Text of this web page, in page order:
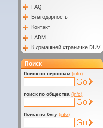
FAQ
Благодарность
Контакт
LADM
К домашней страничке DUV
Поиск
Поиск по персонам (info)
поиск по общества (info)
Поиск по бегу (info)